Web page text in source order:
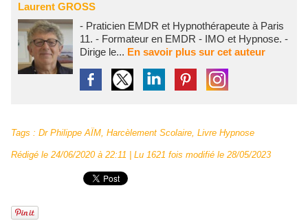
Laurent GROSS
- Praticien EMDR et Hypnothérapeute à Paris
11. - Formateur en EMDR - IMO et Hypnose. -
Dirige le... En savoir plus sur cet auteur
Tags : Dr Philippe AÏM, Harcèlement Scolaire, Livre Hypnose
Rédigé le 24/06/2020 à 22:11 | Lu 1621 fois modifié le 28/05/2023